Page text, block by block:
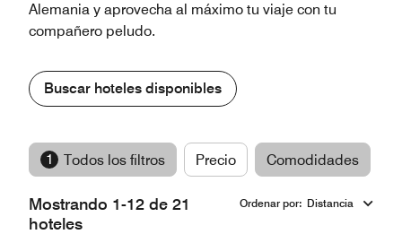
Alemania y aprovecha al máximo tu viaje con tu
compañero peludo.
Buscar hoteles disponibles
1 Todos los filtros Precio Comodidades
Mostrando 1-12 de 21
hoteles
Ordenar por: Distancia